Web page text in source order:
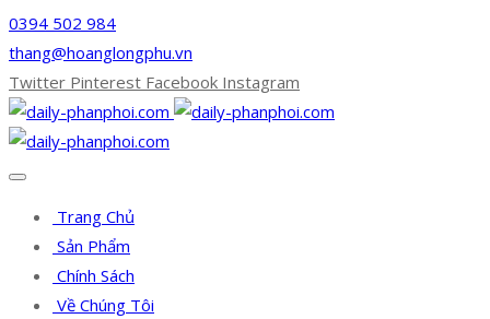
0394 502 984
thang@hoanglongphu.vn
Twitter Pinterest Facebook Instagram
Trang Chủ
Sản Phẩm
Chính Sách
Về Chúng Tôi